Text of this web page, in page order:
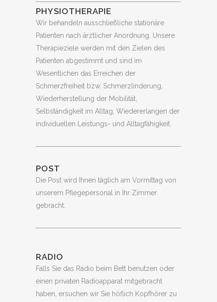
PHYSIOTHERAPIE
Wir behandeln ausschließliche stationäre
Patienten nach ärztlicher Anordnung. Unsere
Therapieziele werden mit den Zielen des
Patienten abgestimmt und sind im
Wesentlichen das Erreichen der
Schmerzfreiheit bzw. Schmerzlinderung,
Wiederherstellung der Mobilität,
Selbständigkeit im Alltag, Wiedererlangen der
individuellen Leistungs- und Alltagfähigkeit.
POST
Die Post wird Ihnen täglich am Vormittag von
unserem Pflegepersonal in Ihr Zimmer
gebracht.
RADIO
Falls Sie das Radio beim Bett benutzen oder
einen privaten Radioapparat mitgebracht
haben, ersuchen wir Sie höflich Kopfhörer zu